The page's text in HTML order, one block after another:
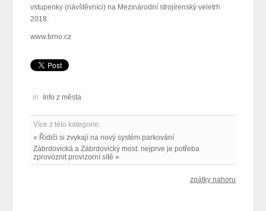
vstupenky (návštěvníci) na Mezinárodní strojírenský veletrh
2018.
www.brno.cz
in Info z města
Více z této kategorie:
« Řidiči si zvykají na nový systém parkování
Zábrdovická a Zábrdovický most: nejprve je potřeba
zprovoznit provizorní sítě »
zpátky nahoru